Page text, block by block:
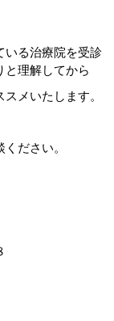
いる治療院を受診
と理解してから
メいたします。
ださい。